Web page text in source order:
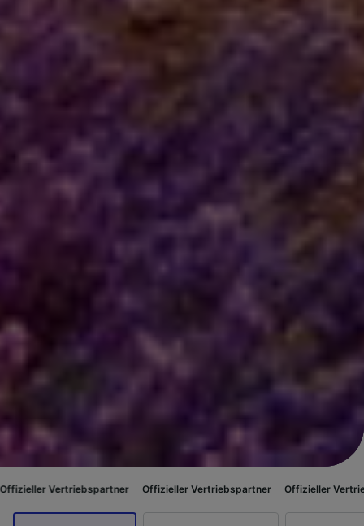
Offizieller Vertriebspartner Offizieller Vertriebspartner